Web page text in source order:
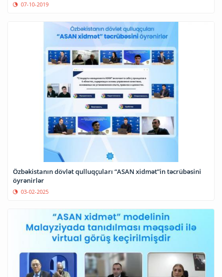
07-10-2019
Özbəkistanın dövlət qulluqçuları “ASAN xidmət”in təcrübəsini
öyrənirlər
03-02-2025